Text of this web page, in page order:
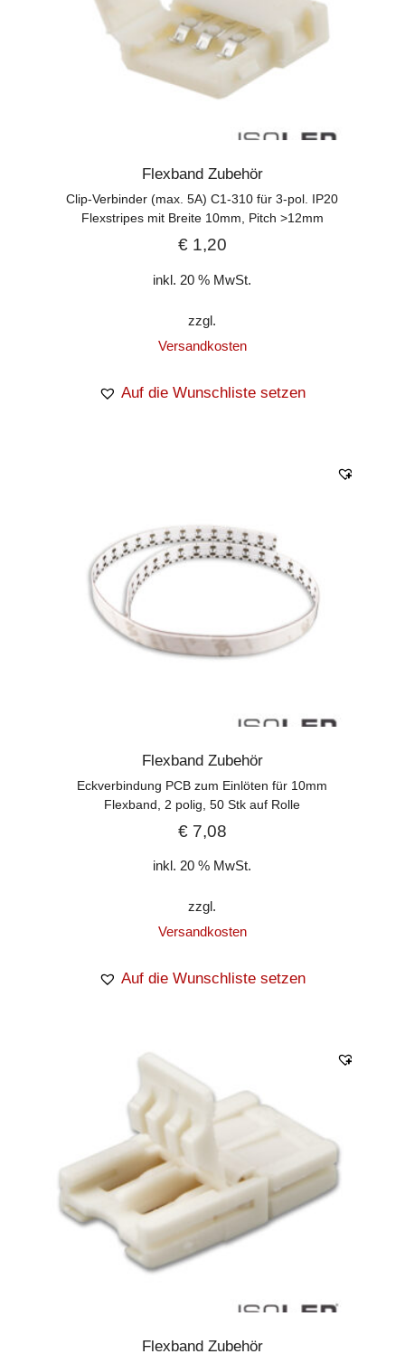
Flexband Zubehör
Clip-Verbinder (max. 5A) C1-310 für 3-pol. IP20
Flexstripes mit Breite 10mm, Pitch >12mm
€1,20
inkl. 20 % MwSt.
zzgl.
Versandkosten
Auf die Wunschliste setzen
Flexband Zubehör
Eckverbindung PCB zum Einlöten für 10mm
Flexband, 2 polig, 50 Stk auf Rolle
€7,08
inkl. 20 % MwSt.
zzgl.
Versandkosten
Auf die Wunschliste setzen
Flexband Zubehör